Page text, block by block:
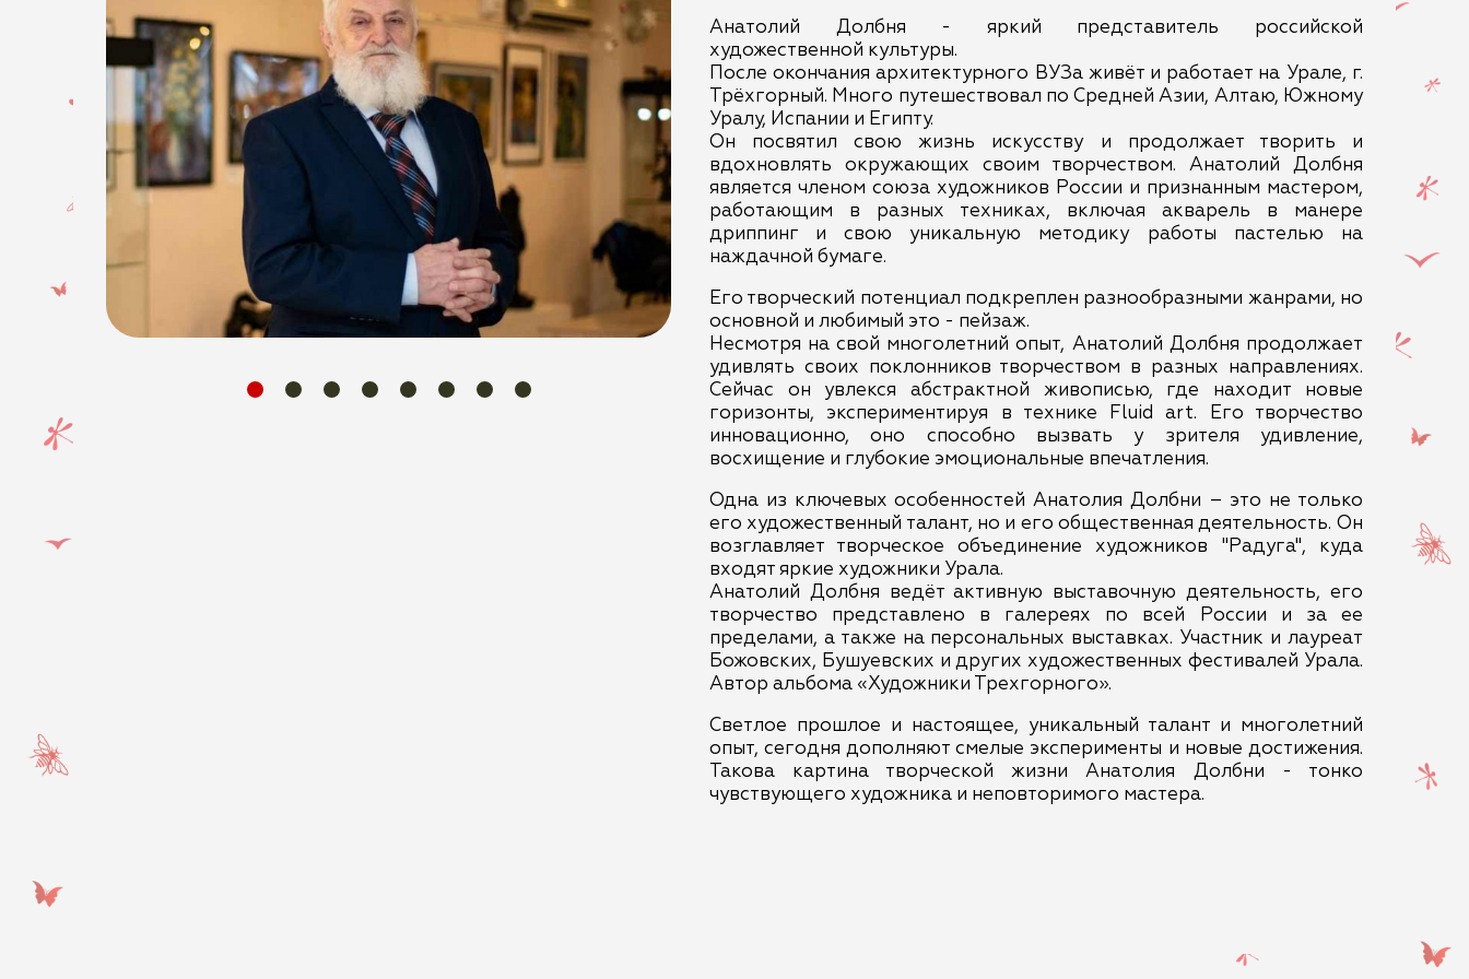
Анатолий Долбня - яркий представитель российской
художественной культуры.
После окончания архитектурного ВУЗа живёт и работает на Урале, г.
Трёхгорный. Много путешествовал по Средней Азии, Алтаю, Южному
Уралу, Испании и Египту.
Он посвятил свою жизнь искусству и продолжает творить и
вдохновлять окружающих своим творчеством. Анатолий Долбня
является членом союза художников России и признанным мастером,
работающим в разных техниках, включая акварель в манере
дриппинг и свою уникальную методику работы пастелью на
наждачной бумаге.
Его творческий потенциал подкреплен разнообразными жанрами, но
основной и любимый это - пейзаж.
Несмотря на свой многолетний опыт, Анатолий Долбня продолжает
удивлять своих поклонников творчеством в разных направлениях.
Сейчас он увлекся абстрактной живописью, где находит новые
горизонты, экспериментируя в технике Fluid art. Его творчество
инновационно, оно способно вызвать у зрителя удивление,
восхищение и глубокие эмоциональные впечатления.
Одна из ключевых особенностей Анатолия Долбни – это не только
его художественный талант, но и его общественная деятельность. Он
возглавляет творческое объединение художников "Радуга", куда
входят яркие художники Урала.
Анатолий Долбня ведёт активную выставочную деятельность, его
творчество представлено в галереях по всей России и за ее
пределами, а также на персональных выставках. Участник и лауреат
Божовских, Бушуевских и других художественных фестивалей Урала.
Автор альбома «Художники Трехгорного».
Светлое прошлое и настоящее, уникальный талант и многолетний
опыт, сегодня дополняют смелые эксперименты и новые достижения.
Такова картина творческой жизни Анатолия Долбни - тонко
чувствующего художника и неповторимого мастера.